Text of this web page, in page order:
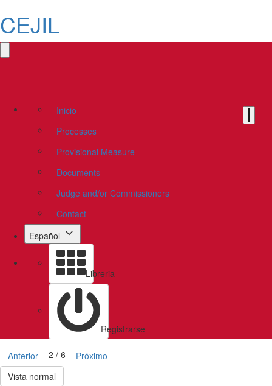
CEJIL
Inicio
Processes
Provisional Measure
Documents
Judge and/or Commissioners
Contact
Español
Libreria
Registrarse
Anterior 2 / 6
Próximo
Vista normal